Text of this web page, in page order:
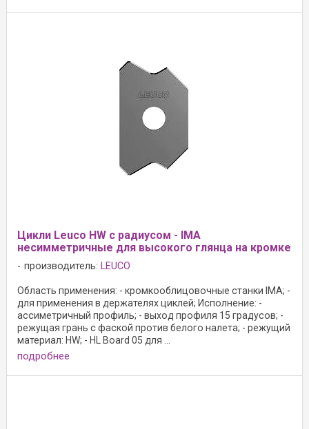
Цикли Leuco HW с радиусом - IMA
несимметричные для высокого глянца на кромке
производитель: LEUCO
Область применения: - кромкооблицовочные станки IMA; -
для применения в держателях циклей; Исполнение: -
ассиметричный профиль; - выход профиля 15 градусов; -
режущая грань с фаской против белого налета; - режущий
материал: HW; - HL Board 05 для ...
подробнее